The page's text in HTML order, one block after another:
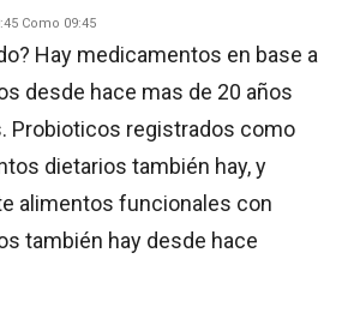
Como 09:45
Hay medicamentos en base a
desde hace mas de 20 años
Probioticos registrados como
dietarios también hay, y
alimentos funcionales con
también hay desde hace